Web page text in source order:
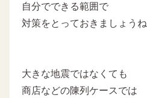
自分でできる範囲で
対策をとっておきましょうね
大きな地震ではなくても
商店などの陳列ケースでは